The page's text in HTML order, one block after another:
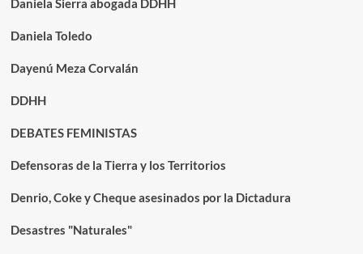
Daniela Sierra abogada DDHH
Daniela Toledo
Dayenú Meza Corvalán
DDHH
DEBATES FEMINISTAS
Defensoras de la Tierra y los Territorios
Denrio, Coke y Cheque asesinados por la Dictadura
Desastres "Naturales"